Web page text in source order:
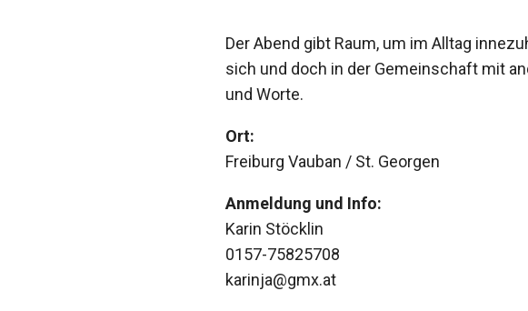
Der Abend gibt Raum, um im Alltag
sich und doch in der Gemeinschaft mit
und Worte.
Ort:
Freiburg Vauban / St. Georgen
Anmeldung und Info:
Karin Stöcklin
0157-75825708
karinja@gmx.at